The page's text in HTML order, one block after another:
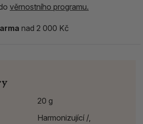
věrnostního programu.
nad 2 000 Kč
20 g
Harmonizující /,